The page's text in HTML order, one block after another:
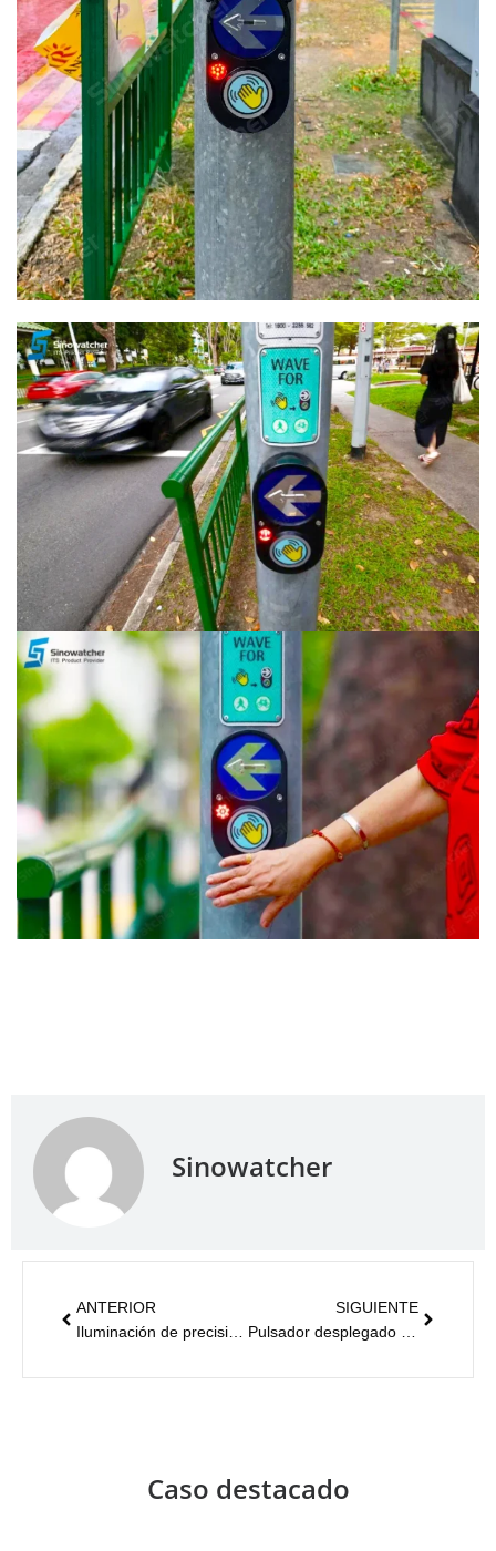
Sinowatcher
ANTERIOR
Iluminación de precisión: reflector LED serie F3
SIGUIENTE
Pulsador desplegado en cruces urbanos nórdicos
Caso destacado